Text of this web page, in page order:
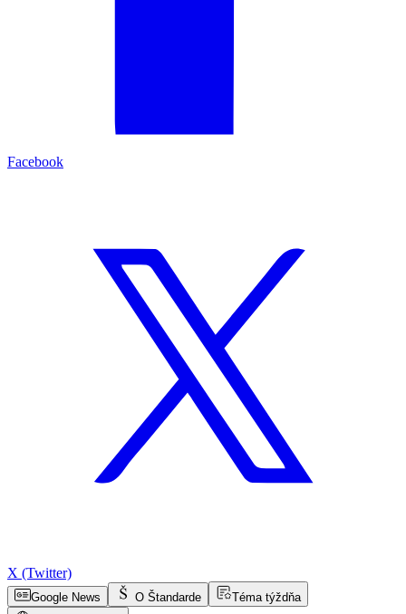
Facebook
X (Twitter)
Google News O Štandarde
Téma týždňa